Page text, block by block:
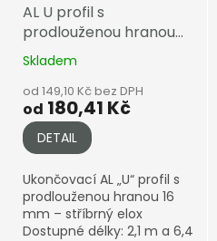
AL U profil s
prodlouženou hranou
16mm, stříbrný elox
Skladem
od 149,10 Kč bez DPH
od 180,41 Kč
DETAIL
Ukončovací AL „U“ profil s
prodlouženou hranou 16
mm – stříbrný elox
Dostupné délky: 2,1 m a 6,4